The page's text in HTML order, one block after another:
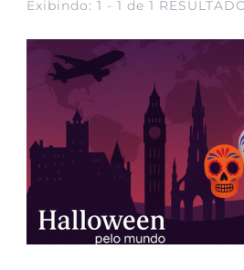
Exibindo: 1 - 1 de 1